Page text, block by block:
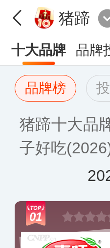
猪蹄
十大品牌 品牌
品牌榜
猪蹄十大品
子好吃
01